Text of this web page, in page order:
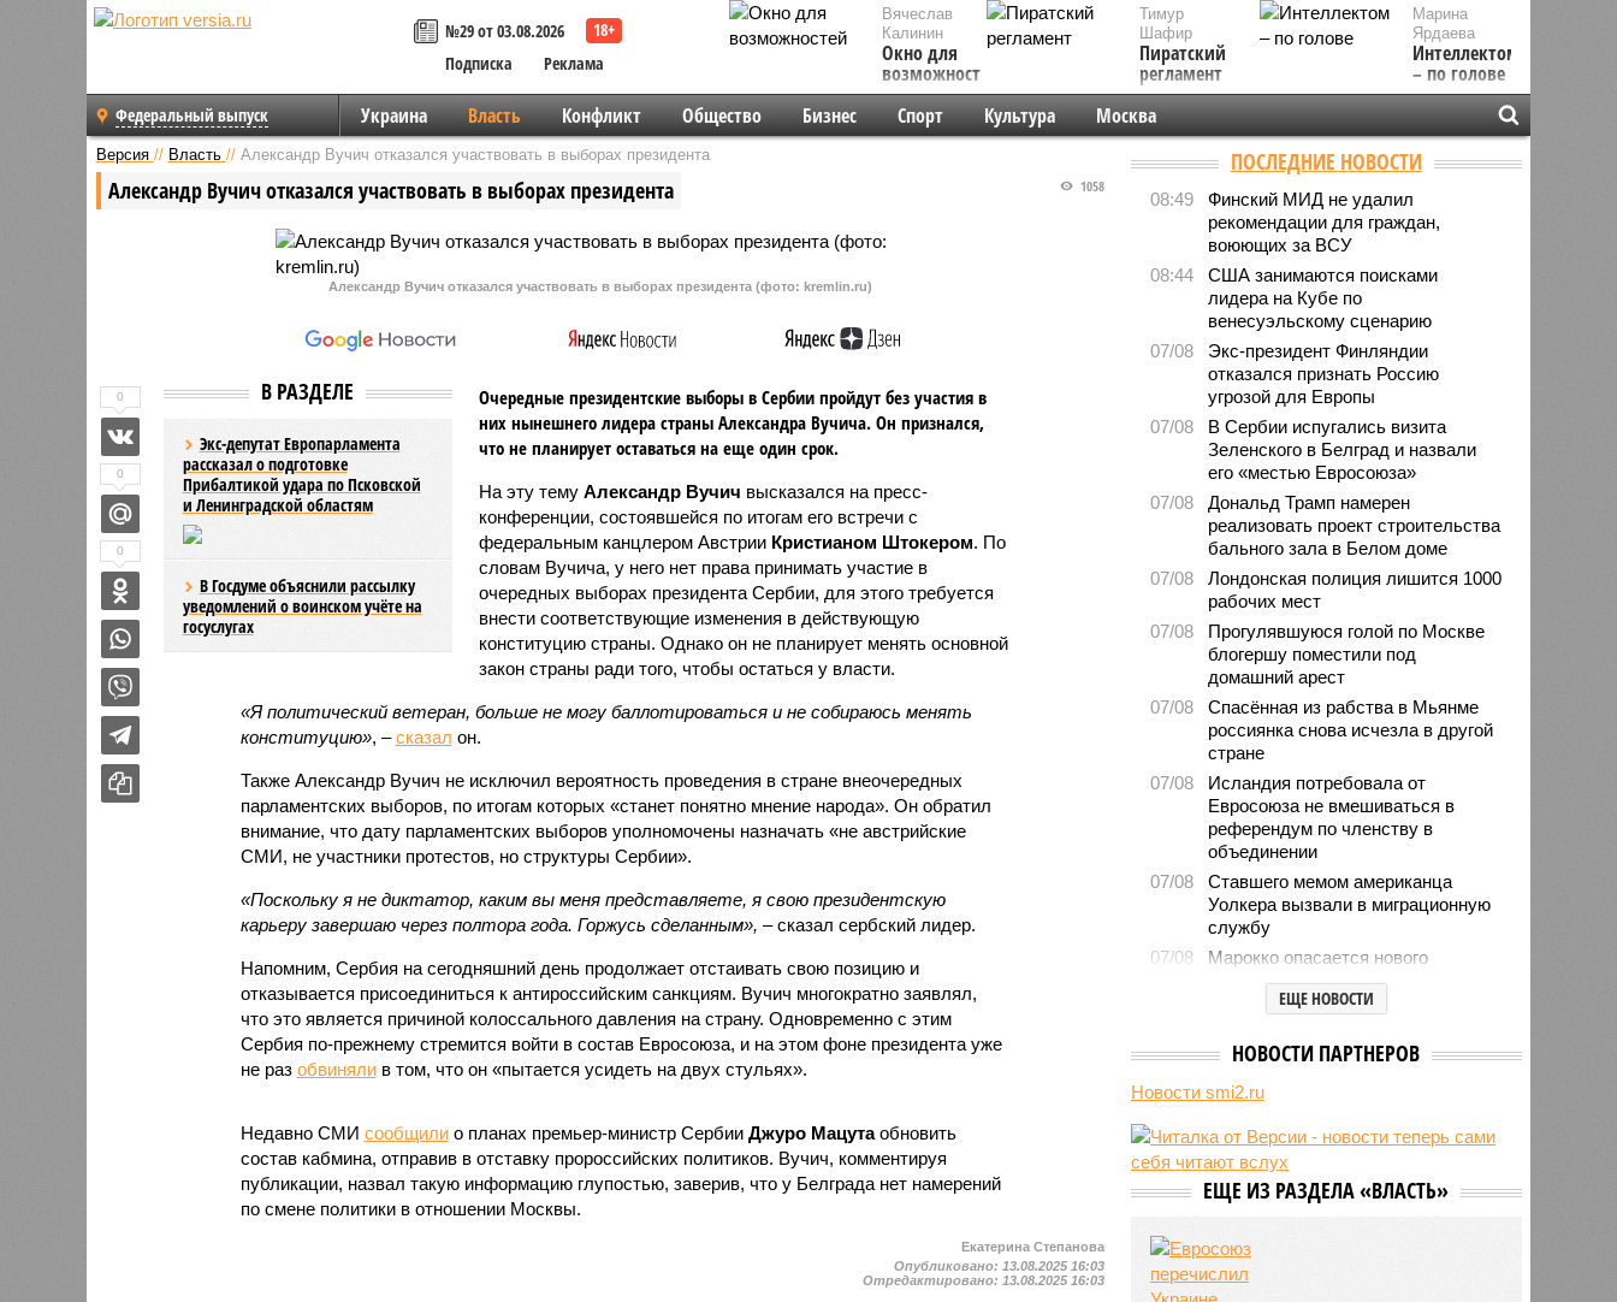
№29 от 03.08.2026
Подписка
Реклама
Вячеслав
Калинин
Окно для
возможностей
Марина
Ярдаева
Интеллектом
– по голове
Тимур
Шафир
Пиратский
регламент
Федеральный выпуск Украина Власть Конфликт Общество Бизнес Спорт Культура Москва
Версия // Власть // Александр Вучич отказался участвовать в выборах президента
Александр Вучич отказался участвовать в выборах президента 1058
Александр Вучич отказался участвовать в выборах президента (фото: kremlin.ru)
В РАЗДЕЛЕ
Экс-депутат Европарламента
рассказал о подготовке
Прибалтикой удара по Псковской
и Ленинградской областям
В Госдуме объяснили рассылку
уведомлений о воинском учёте на
госуслугах
Очередные президентские выборы в Сербии пройдут без участия в
них нынешнего лидера страны Александра Вучича. Он признался,
что не планирует оставаться на еще один срок.
На эту тему Александр Вучич высказался на пресс-
конференции, состоявшейся по итогам его встречи с
федеральным канцлером Австрии Кристианом Штокером. По
словам Вучича, у него нет права принимать участие в
очередных выборах президента Сербии, для этого требуется
внести соответствующие изменения в действующую
конституцию страны. Однако он не планирует менять основной
закон страны ради того, чтобы остаться у власти.
«Я политический ветеран, больше не могу баллотироваться и не собираюсь менять
конституцию», –сказал он.
Также Александр Вучич не исключил вероятность проведения в стране внеочередных
парламентских выборов, по итогам которых «станет понятно мнение народа». Он обратил
внимание, что дату парламентских выборов уполномочены назначать «не австрийские
СМИ, не участники протестов, но структуры Сербии».
«Поскольку я не диктатор, каким вы меня представляете, я свою президентскую
карьеру завершаю через полтора года. Горжусь сделанным», – сказал сербский лидер.
Напомним, Сербия на сегодняшний день продолжает отстаивать свою позицию и
отказывается присоединиться к антироссийским санкциям. Вучич многократно заявлял,
что это является причиной колоссального давления на страну. Одновременно с этим
Сербия по-прежнему стремится войти в состав Евросоюза, и на этом фоне президента уже
не раз обвинялив том, что он «пытается усидеть на двух стульях».
Недавно СМИ сообщилио планах премьер-министр Сербии Джуро Мацутаобновить
состав кабмина, отправив в отставку пророссийских политиков. Вучич, комментируя
публикации, назвал такую информацию глупостью, заверив, что у Белграда нет намерений
по смене политики в отношении Москвы.
0
0
0
Екатерина Степанова
Опубликовано: 13.08.2025 16:03
Отредактировано: 13.08.2025 16:03
ПОСЛЕДНИЕ НОВОСТИ
08:49
Финский МИД не удалил
рекомендации для граждан,
воюющих за ВСУ
08:44
США занимаются поисками
лидера на Кубе по
венесуэльскому сценарию
07/08
Экс-президент Финляндии
отказался признать Россию
угрозой для Европы
07/08
В Сербии испугались визита
Зеленского в Белград и назвали
его «местью Евросоюза»
07/08
Дональд Трамп намерен
реализовать проект строительства
бального зала в Белом доме
07/08
Лондонская полиция лишится 1000
рабочих мест
07/08
Прогулявшуюся голой по Москве
блогершу поместили под
домашний арест
07/08
Спасённая из рабства в Мьянме
россиянка снова исчезла в другой
стране
07/08
Исландия потребовала от
Евросоюза не вмешиваться в
референдум по членству в
объединении
07/08
Ставшего мемом американца
Уолкера вызвали в миграционную
службу
07/08
Марокко опасается нового
наплыва мигрантов в Сеуту
Китай запускает еженедельный
через Севморпуть
07/08
Россия опередила по зарплатам
07/08
Александр Лукашенко призвал
белорусов скупать пустующие
избы
ЕЩЕ НОВОСТИ
НОВОСТИ ПАРТНЕРОВ
Новости smi2.ru
ЕЩЕ ИЗ РАЗДЕЛА «ВЛАСТЬ»